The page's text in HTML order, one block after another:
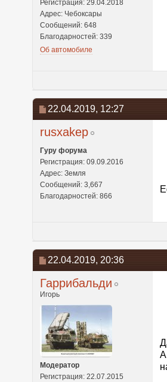
Регистрация: 29.04.2018
Адрес: Чебоксары
Сообщений: 648
Благодарностей: 339
Об автомобиле
22.04.2019, 12:27
rusxakep
Гуру форума
Регистрация: 09.09.2016
Адрес: Земля
Сообщений: 3,667
Благодарностей: 866
22.04.2019, 20:36
Гаррибальди
Игорь
Модератор
Регистрация: 22.07.2015
А